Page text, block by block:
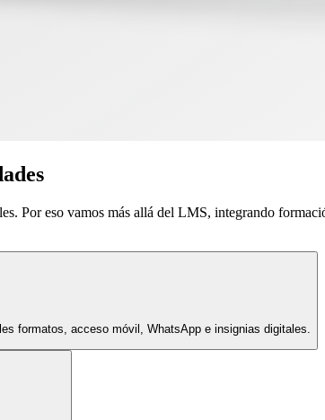
Por eso vamos más allá del LMS, integrando
formatos, acceso móvil, WhatsApp e insignias digitales.